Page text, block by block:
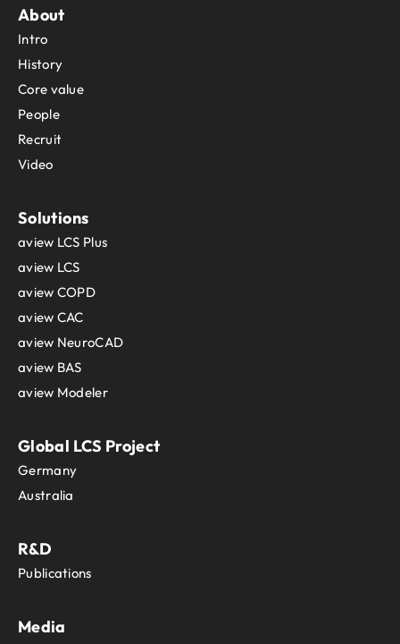
About
Intro
History
Core value
People
Recruit
Video
Solutions
aview LCS Plus
aview LCS
aview COPD
aview CAC
aview NeuroCAD
aview BAS
aview Modeler
Global LCS Project
Germany
Australia
R&D
Publications
Media